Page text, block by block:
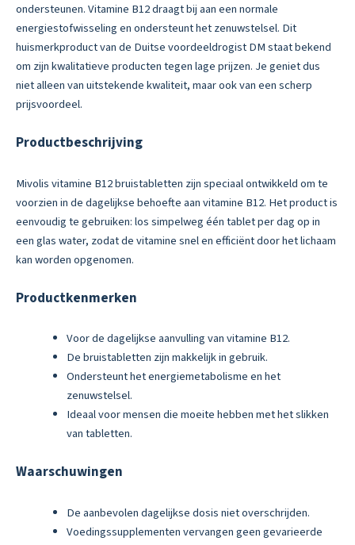
ondersteunen. Vitamine B12 draagt bij aan een normale
energiestofwisseling en ondersteunt het zenuwstelsel. Dit
huismerkproduct van de Duitse voordeeldrogist DM staat bekend
om zijn kwalitatieve producten tegen lage prijzen. Je geniet dus
niet alleen van uitstekende kwaliteit, maar ook van een scherp
prijsvoordeel.
Productbeschrijving
Mivolis vitamine B12 bruistabletten zijn speciaal ontwikkeld om te
voorzien in de dagelijkse behoefte aan vitamine B12. Het product is
eenvoudig te gebruiken: los simpelweg één tablet per dag op in
een glas water, zodat de vitamine snel en efficiënt door het lichaam
kan worden opgenomen.
Productkenmerken
Voor de dagelijkse aanvulling van vitamine B12.
De bruistabletten zijn makkelijk in gebruik.
Ondersteunt het energiemetabolisme en het
zenuwstelsel.
Ideaal voor mensen die moeite hebben met het slikken
van tabletten.
Waarschuwingen
De aanbevolen dagelijkse dosis niet overschrijden.
Voedingssupplementen vervangen geen gevarieerde